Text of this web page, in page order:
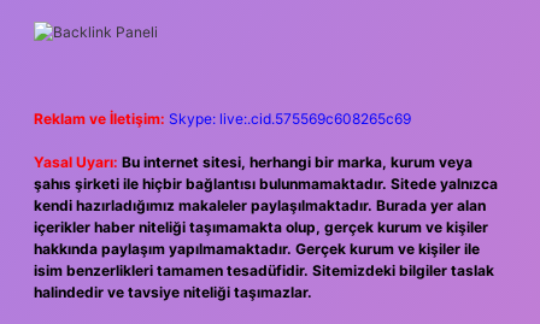
Reklam ve İletişim: Skype: live:.cid.575569c608265c69
Yasal Uyarı: Bu internet sitesi, herhangi bir marka, kurum veya
şahıs şirketi ile hiçbir bağlantısı bulunmamaktadır. Sitede yalnızca
kendi hazırladığımız makaleler paylaşılmaktadır. Burada yer alan
içerikler haber niteliği taşımamakta olup, gerçek kurum ve kişiler
hakkında paylaşım yapılmamaktadır. Gerçek kurum ve kişiler ile
isim benzerlikleri tamamen tesadüfidir. Sitemizdeki bilgiler taslak
halindedir ve tavsiye niteliği taşımazlar.